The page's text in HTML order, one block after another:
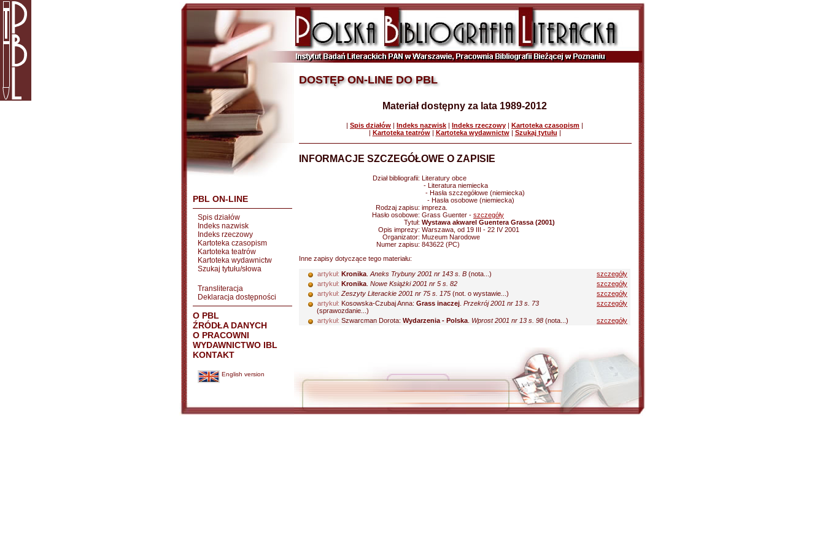
PBL ON-LINE
Spis działów
Indeks nazwisk
Indeks rzeczowy
Kartoteka czasopism
Kartoteka teatrów
Kartoteka wydawnictw
Szukaj tytułu/słowa
Transliteracja
Deklaracja dostępności
O PBL
ŹRÓDŁA DANYCH
O PRACOWNI
WYDAWNICTWO IBL
KONTAKT
English version
DOSTĘP ON-LINE DO PBL
Materiał dostępny za lata 1989-2012
| Spis działów | Indeks nazwisk | Indeks rzeczowy | Kartoteka czasopism |
| Kartoteka teatrów| Kartoteka wydawnictw| Szukaj tytułu |
INFORMACJE SZCZEGÓŁOWE O ZAPISIE
Dział bibliografii: Literatury obce
- Literatura niemiecka
- Hasła szczegółowe (niemiecka)
- Hasła osobowe (niemiecka)
Rodzaj zapisu: impreza.
Hasło osobowe: Grass Guenter - szczegóły
Tytuł: Wystawa akwarel Guentera Grassa (2001)
Opis imprezy: Warszawa, od 19 III - 22 IV 2001
Organizator: Muzeum Narodowe
Numer zapisu: 843622 (PC)
Inne zapisy dotyczące tego materiału:
artykuł: Kronika Aneks Trybuny 2001 nr 143 s. B (nota...)
szczegóły
artykuł: Kronika Nowe Książki 2001 nr 5 s. 82
szczegóły
artykuł: Zeszyty Literackie 2001 nr 75 s. 175 (not. o wystawie...)
szczegóły
artykuł: Kosowska-Czubaj Anna: Grass inaczej Przekrój 2001 nr 13 s. 73
(sprawozdanie...)
szczegóły
artykuł: Szwarcman Dorota: Wydarzenia - Polska Wprost 2001 nr 13 s. 98 (nota...) szczegóły